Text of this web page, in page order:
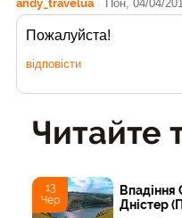
Пон, 04/04/
Пожалуйста!
відповісти
Читайте
13
Чер
Впадіння
Дністер